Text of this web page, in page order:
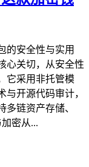
的安全性与实用
心关切，从安全性
它采用非托管模
开源代码审计，
链资产存储、
密从...